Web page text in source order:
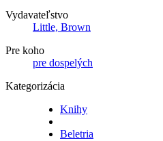
Vydavateľstvo
Little, Brown
Pre koho
pre dospelých
Kategorizácia
Knihy
Beletria